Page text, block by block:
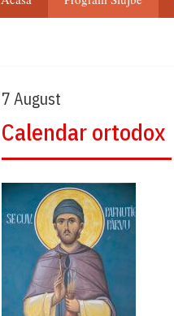
7 August
Calendar ortodox